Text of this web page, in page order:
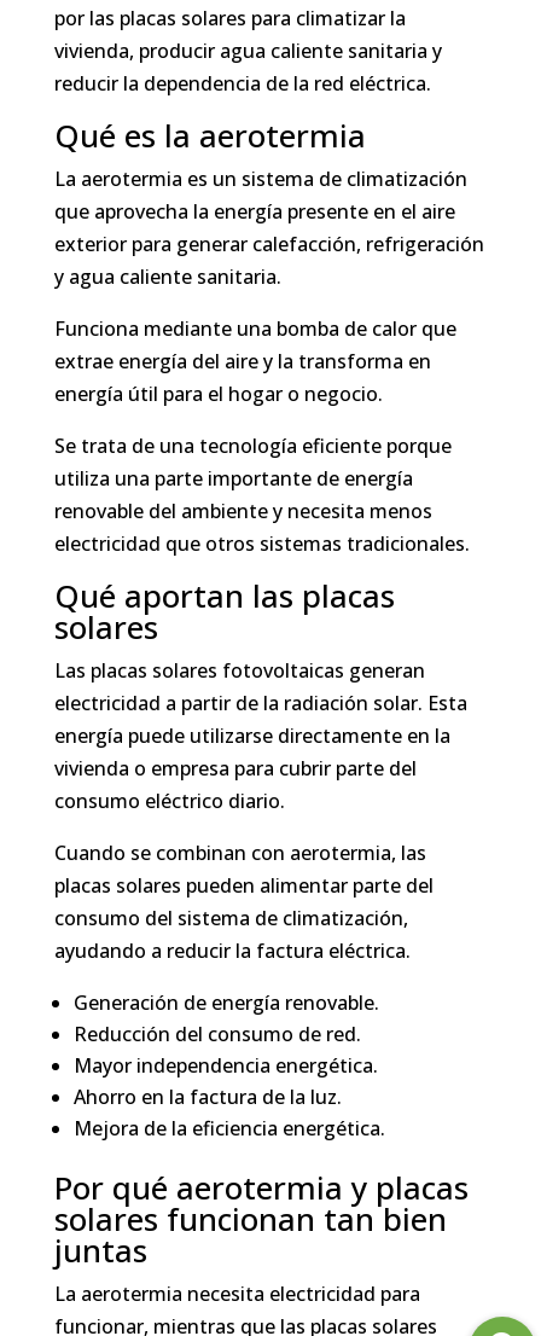
por las placas solares para climatizar la
vivienda, producir agua caliente sanitaria y
reducir la dependencia de la red eléctrica.
Qué es la aerotermia
La aerotermia es un sistema de climatización
que aprovecha la energía presente en el aire
exterior para generar calefacción, refrigeración
y agua caliente sanitaria.
Funciona mediante una bomba de calor que
extrae energía del aire y la transforma en
energía útil para el hogar o negocio.
Se trata de una tecnología eficiente porque
utiliza una parte importante de energía
renovable del ambiente y necesita menos
electricidad que otros sistemas tradicionales.
Qué aportan las placas
solares
Las placas solares fotovoltaicas generan
electricidad a partir de la radiación solar. Esta
energía puede utilizarse directamente en la
vivienda o empresa para cubrir parte del
consumo eléctrico diario.
Cuando se combinan con aerotermia, las
placas solares pueden alimentar parte del
consumo del sistema de climatización,
ayudando a reducir la factura eléctrica.
Generación de energía renovable.
Reducción del consumo de red.
Mayor independencia energética.
Ahorro en la factura de la luz.
Mejora de la eficiencia energética.
Por qué aerotermia y placas
solares funcionan tan bien
juntas
La aerotermia necesita electricidad para
funcionar, mientras que las placas solares